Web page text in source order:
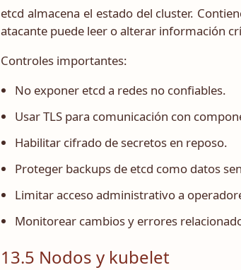
etcd almacena el estado del cluster.
atacante puede leer o alterar información
Controles importantes:
No exponer etcd a redes no confiables.
Usar TLS para comunicación con
Habilitar cifrado de secretos en reposo.
Proteger backups de etcd como datos
Limitar acceso administrativo a
Monitorear cambios y errores
13.5 Nodos y kubelet